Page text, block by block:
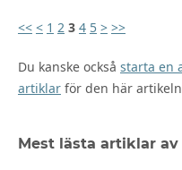
<< < 1 2 3 4 5 > >>
Du kanske också starta en
artiklarför den här
Mest lästa artiklar